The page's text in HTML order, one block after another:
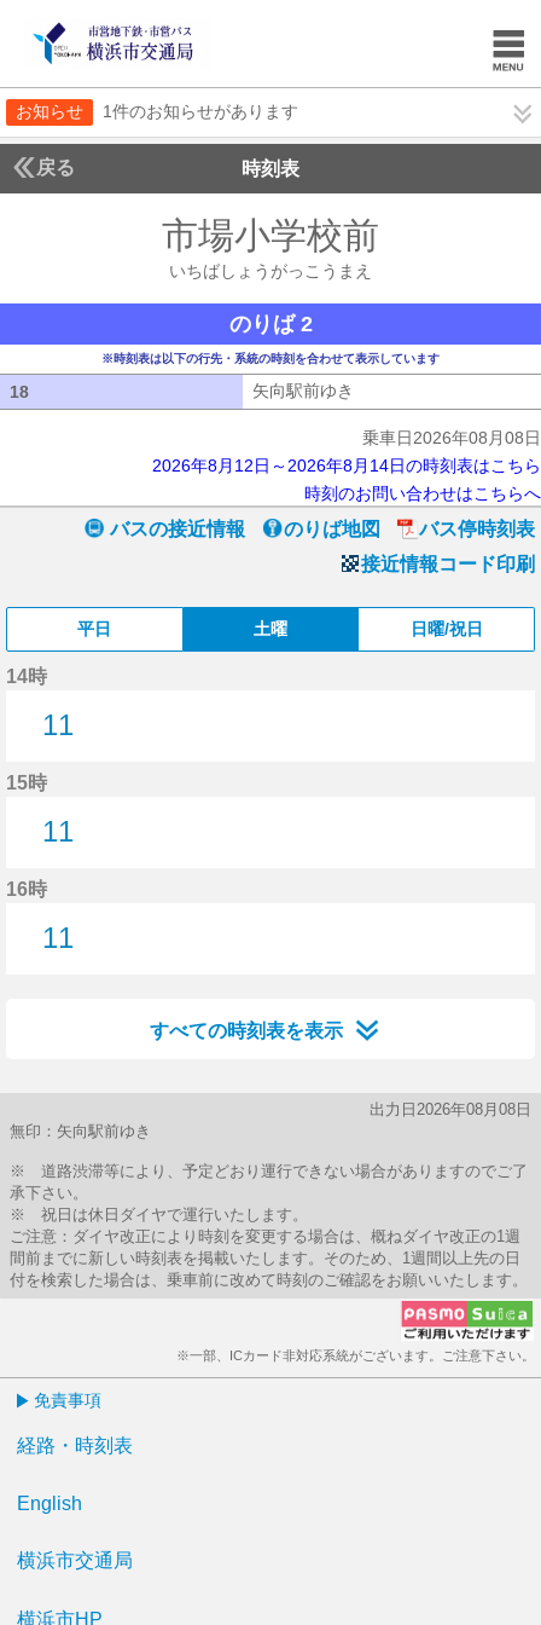
お知らせ 1件のお知らせがあります
戻る 時刻表
市場小学校前
いちばしょうがっこうまえ
のりば 2
※時刻表は以下の行先・系統の時刻を合わせて表示しています
18 矢向駅前ゆき
乗車日2026年08月08日
2026年8月12日～2026年8月14日の時刻表はこちら
時刻のお問い合わせはこちらへ
バスの接近情報 のりば地図
バス停時刻表
接近情報コード印刷
平日 土曜 日曜/祝日
14時
11
15時
11
16時
11
すべての時刻表を表示
出力日2026年08月08日
無印：矢向駅前ゆき
※ 道路渋滞等により、予定どおり運行できない場合がありますのでご了
承下さい。
※ 祝日は休日ダイヤで運行いたします。
ご注意：ダイヤ改正により時刻を変更する場合は、概ねダイヤ改正の1週
間前までに新しい時刻表を掲載いたします。そのため、1週間以上先の日
付を検索した場合は、乗車前に改めて時刻のご確認をお願いいたします。
※一部、ICカード非対応系統がございます。ご注意下さい。
免責事項
経路・時刻表
English
横浜市交通局
横浜市HP